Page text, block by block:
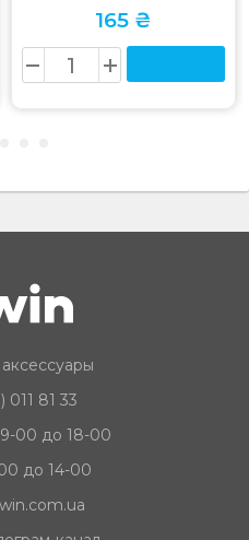
165 ₴
011 81 33
00 до 18-00
до 14-00